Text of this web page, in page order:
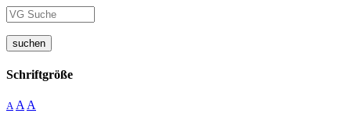
suchen
Schriftgröße
A A A